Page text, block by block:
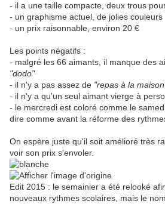
- il a une taille compacte, deux trous
- un graphisme actuel, de jolies couleurs
- un prix raisonnable, environ 20 €
Les points négatifs :
- malgré les 66 aimants, il manque des
"dodo"
- il n'y a pas assez de "repas à la
- il n'y a qu'un seul aimant vierge à
- le mercredi est coloré comme le
dire comme avant la réforme des
On espère juste qu'il soit amélioré très
voir son prix s'envoler.
Edit 2015 : le semainier a été relooké
nouveaux rythmes scolaires, mais le